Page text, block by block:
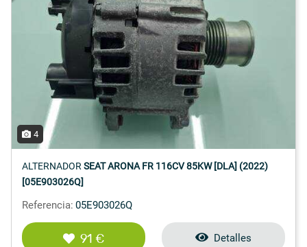
4
ALTERNADOR SEAT ARONA FR 116CV 85KW [DLA] (2022)
[05E903026Q]
Referencia: 05E903026Q
91 € Detalles